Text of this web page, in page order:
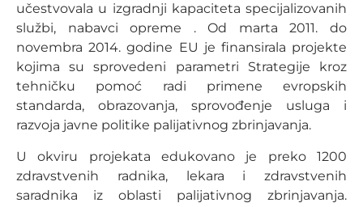
učestvovala u izgradnji kapaciteta specijalizovanih
službi, nabavci opreme . Od marta 2011. do
novembra 2014. godine EU je finansirala projekte
kojima su sprovedeni parametri Strategije kroz
tehničku pomoć radi primene evropskih
standarda, obrazovanja, sprovođenje usluga i
razvoja javne politike palijativnog zbrinjavanja.
U okviru projekata edukovano je preko 1200
zdravstvenih radnika, lekara i zdravstvenih
saradnika iz oblasti palijativnog zbrinjavanja.